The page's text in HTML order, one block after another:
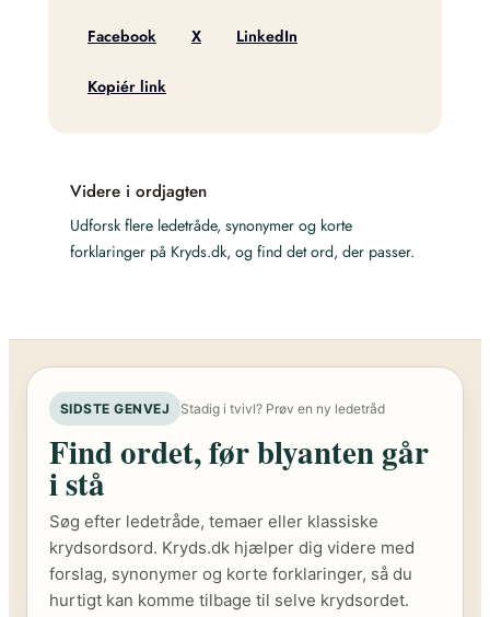
Facebook X LinkedIn
Kopiér link
Videre i ordjagten
Udforsk flere ledetråde, synonymer og korte
forklaringer på Kryds.dk, og find det ord, der passer.
SIDSTE GENVEJ Stadig i tvivl? Prøv en ny ledetråd
Find ordet, før blyanten går
i stå
Søg efter ledetråde, temaer eller klassiske
krydsordsord. Kryds.dk hjælper dig videre med
forslag, synonymer og korte forklaringer, så du
hurtigt kan komme tilbage til selve krydsordet.